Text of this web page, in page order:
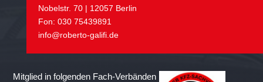
Nobelstr. 70 | 12057 Berlin
Fon: 030 75439891
info@roberto-galifi.de
Mitglied in folgenden Fach-Verbänden